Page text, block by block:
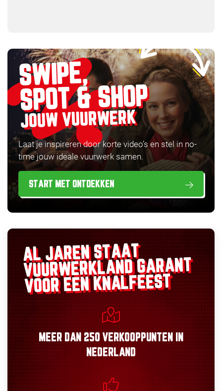
SWIPE,
SPOT & SHOP
JOUW VUURWERK
Laat je inspireren door korte video’s en stel in no-
time jouw ideale vuurwerk samen.
START MET ONTDEKKEN
AL JAREN STAAT
VUURWERKLANDGARANT
VOOR EEN KNALFEEST
MEER DAN 250 VERKOOPPUNTEN
IN
NEDERLAND